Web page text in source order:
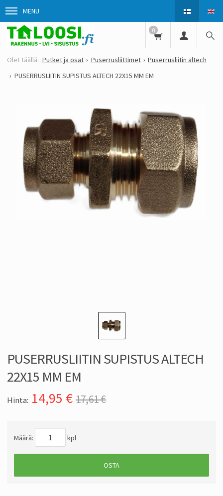
MENU
0
Putket ja osat Puserrusliittimet
Puserrusliitin altech
PUSERRUSLIITIN SUPISTUS ALTECH 22X15 MM EM
PUSERRUSLIITIN SUPISTUS ALTECH
22X15 MM EM
Hinta: 14,95 € 17,61 €
Määrä: kpl
OSTA